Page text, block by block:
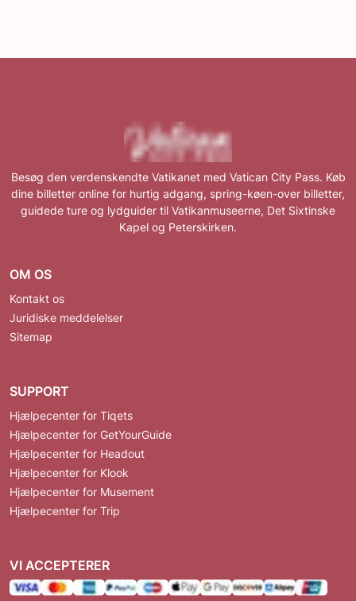
Besøg den verdenskendte Vatikanet med Vatican City Pass. Køb
dine billetter online for hurtig adgang, spring-køen-over billetter,
guidede ture og lydguider til Vatikanmuseerne, Det Sixtinske
Kapel og Peterskirken.
OM OS
Kontakt os
Juridiske meddelelser
Sitemap
SUPPORT
Hjælpecenter for Tiqets
Hjælpecenter for GetYourGuide
Hjælpecenter for Headout
Hjælpecenter for Klook
Hjælpecenter for Musement
Hjælpecenter for Trip
VI ACCEPTERER